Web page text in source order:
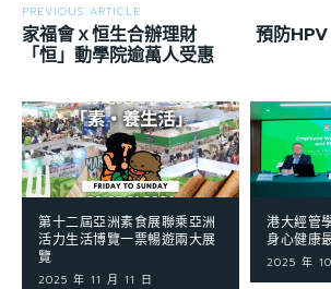
PREVIOUS ARTICLE
家福會ｘ恒生合辦理財
「恒」動學院逾萬人受惠
預防
第十二屆亞洲素食展聯乘亞洲
活力生活博覽一票暢遊兩大展
覽
2025 年 11 月 11 日
港大經管
身心健康
2025 年